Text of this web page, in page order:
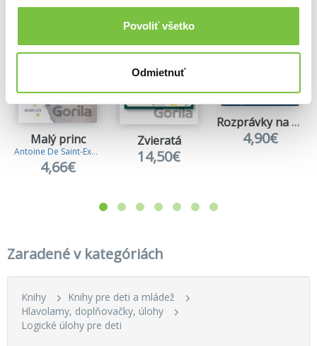
Povoliť všetko
Odmietnuť
Malý princ
Antoine De Saint-Exupery
4,66€
Zvieratá
14,50€
Rozprávky na dobrú noc
4,90€
Zaradené v kategóriách
Knihy
Knihy pre deti a mládež
Hlavolamy, doplňovačky, úlohy
Logické úlohy pre deti